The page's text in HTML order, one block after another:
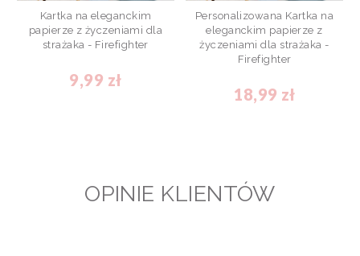
Kartka na eleganckim
papierze z życzeniami dla
strażaka - Firefighter
9,99 zł
Personalizowana Kartka na
eleganckim papierze z
życzeniami dla strażaka -
Firefighter
18,99 zł
OPINIE KLIENTÓW